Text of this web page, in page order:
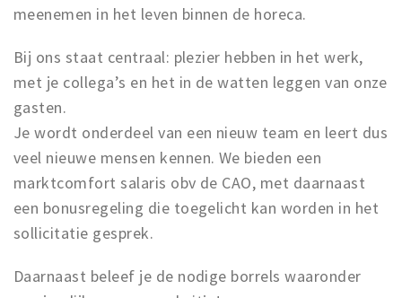
meenemen in het leven binnen de horeca.
Bij ons staat centraal: plezier hebben in het werk,
met je collega’s en het in de watten leggen van onze
gasten.
Je wordt onderdeel van een nieuw team en leert dus
veel nieuwe mensen kennen. We bieden een
marktcomfort salaris obv de CAO, met daarnaast
een bonusregeling die toegelicht kan worden in het
sollicitatie gesprek.
Daarnaast beleef je de nodige borrels waaronder